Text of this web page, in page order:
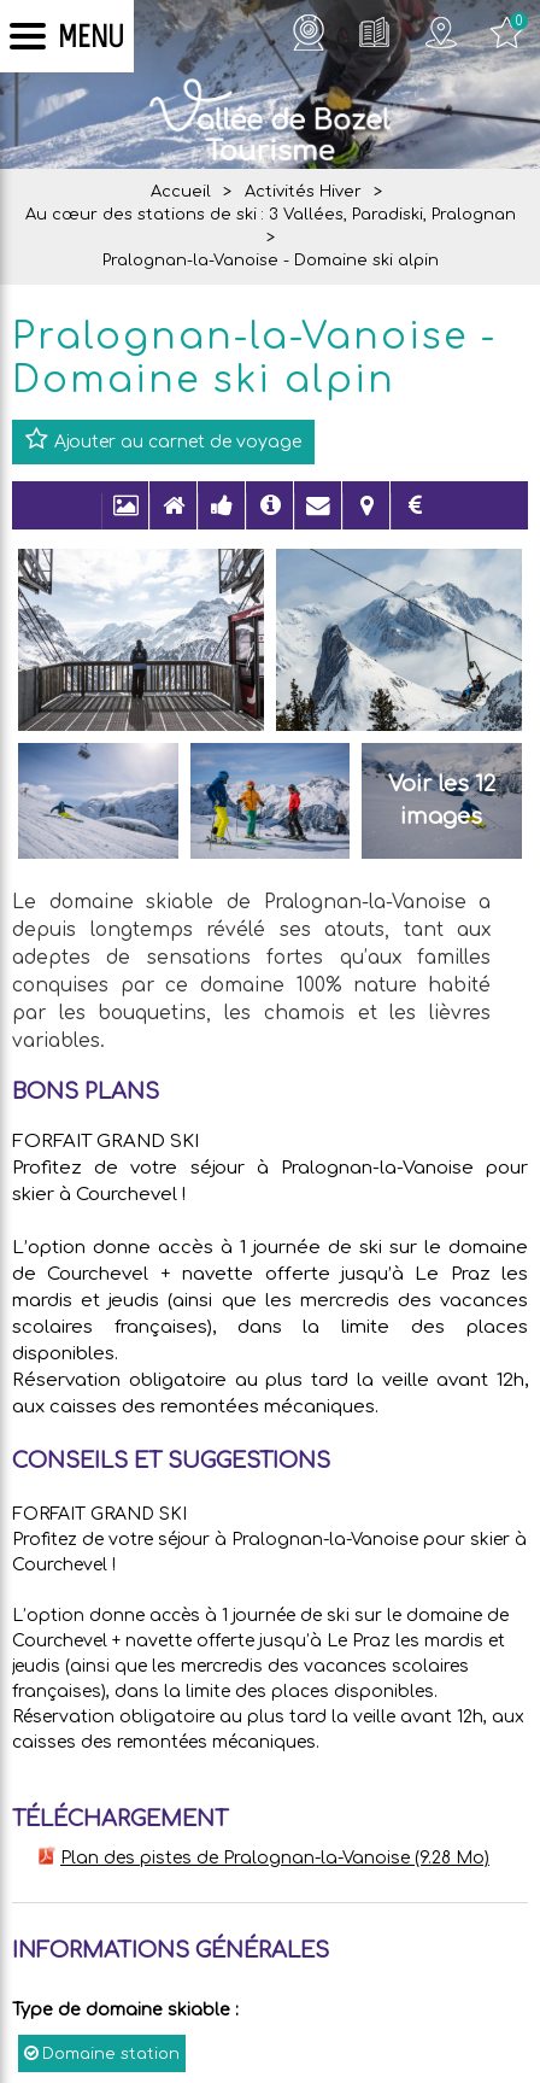
MENU 0
Accueil > Activités Hiver
>
Au cœur des stations de ski : 3 Vallées, Paradiski, Pralognan
>
Pralognan-la-Vanoise - Domaine ski alpin
Pralognan-la-Vanoise -
Domaine ski alpin
Ajouter au carnet de voyage
Voir les 12
images
Le domaine skiable de Pralognan-la-Vanoise a
depuis longtemps révélé ses atouts, tant aux
adeptes de sensations fortes qu’aux familles
conquises par ce domaine 100% nature habité
par les bouquetins, les chamois et les lièvres
variables.
BONS PLANS
FORFAIT GRAND SKI
Profitez de votre séjour à Pralognan-la-Vanoise pour
skier à Courchevel !
L’option donne accès à 1 journée de ski sur le domaine
de Courchevel + navette offerte jusqu’à Le Praz les
mardis et jeudis (ainsi que les mercredis des vacances
scolaires françaises), dans la limite des places
disponibles.
Réservation obligatoire au plus tard la veille avant 12h,
aux caisses des remontées mécaniques.
CONSEILS ET SUGGESTIONS
FORFAIT GRAND SKI
Profitez de votre séjour à Pralognan-la-Vanoise pour skier à
Courchevel !
L’option donne accès à 1 journée de ski sur le domaine de
Courchevel + navette offerte jusqu’à Le Praz les mardis et
jeudis (ainsi que les mercredis des vacances scolaires
françaises), dans la limite des places disponibles.
Réservation obligatoire au plus tard la veille avant 12h, aux
caisses des remontées mécaniques.
TÉLÉCHARGEMENT
Plan des pistes de Pralognan-la-Vanoise (9.28 Mo)
INFORMATIONS GÉNÉRALES
Type de domaine skiable :
Domaine station